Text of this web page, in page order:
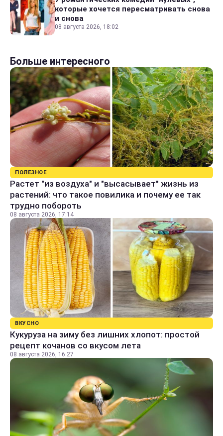
которые хочется пересматривать снова
и снова
08 августа 2026, 18:02
Больше интересного
ПОЛЕЗНОЕ
Растет "из воздуха" и "высасывает" жизнь из
растений: что такое повилика и почему ее так
трудно побороть
08 августа 2026, 17:14
ВКУСНО
Кукуруза на зиму без лишних хлопот: простой
рецепт кочанов со вкусом лета
08 августа 2026, 16:27